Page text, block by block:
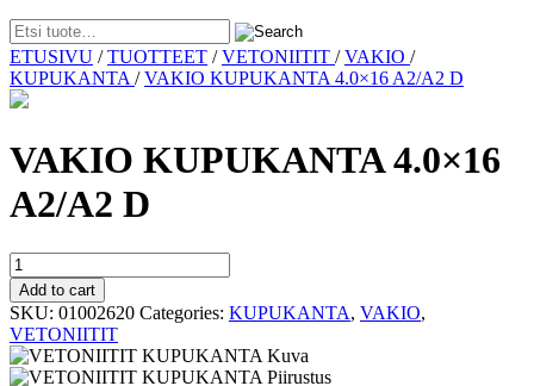
Skip
to
content
ETUSIVU /TUOTTEET /VETONIITIT /VAKIO /
KUPUKANTA /VAKIO KUPUKANTA 4.0×16 A2/A2 D
VAKIO KUPUKANTA 4.0×16
A2/A2 D
VAKIO
KUPUKANTA
4.0x16
A2/A2
D
quantity
Add to cart
SKU: 01002620 Categories: KUPUKANTA, VAKIO,
VETONIITIT